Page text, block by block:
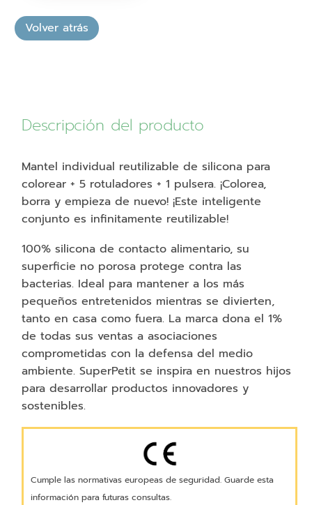
23,99€.
Surf
con
Descripción del producto
Mantel individual reutilizable de silicona para
colorear + 5 rotuladores + 1 pulsera. ¡Colorea,
borra y empieza de nuevo! ¡Este inteligente
conjunto es infinitamente reutilizable!
100% silicona de contacto alimentario, su
superficie no porosa protege contra las
bacterias. Ideal para mantener a los más
pequeños entretenidos mientras se divierten,
tanto en casa como fuera. La marca dona el 1%
de todas sus ventas a asociaciones
comprometidas con la defensa del medio
ambiente. SuperPetit se inspira en nuestros hijos
para desarrollar productos innovadores y
sostenibles.
Cumple las normativas europeas de seguridad. Guarde esta
información para futuras consultas.